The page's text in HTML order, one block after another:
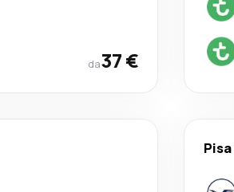
da37 €
Pisa